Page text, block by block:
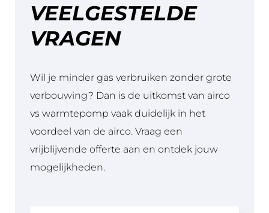
VEELGESTELDE
VRAGEN
Wil je minder gas verbruiken zonder grote
verbouwing? Dan is de uitkomst van airco
vs warmtepomp vaak duidelijk in het
voordeel van de airco. Vraag een
vrijblijvende offerte aan en ontdek jouw
mogelijkheden.